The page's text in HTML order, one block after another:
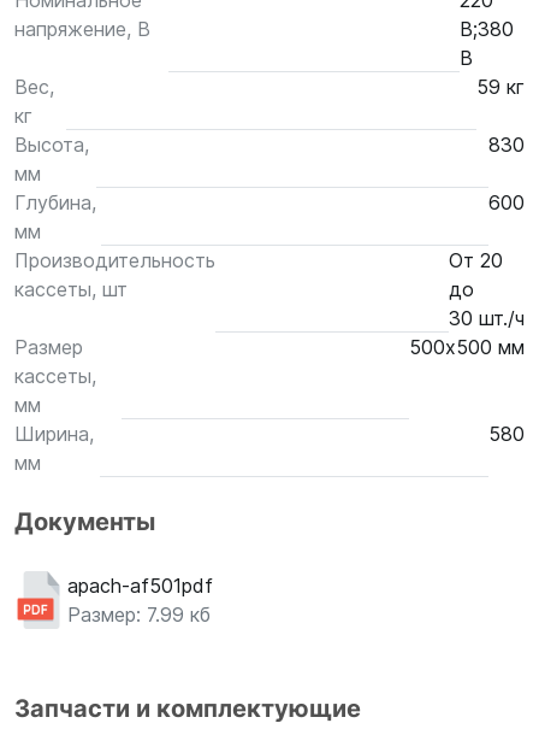
напряжение, В
В;380
В
Вес,
кг
59 кг
Высота,
мм
830
Глубина,
мм
600
Производительность
кассеты, шт
От 20
до
30 шт./ч
Размер
кассеты,
мм
500х500 мм
Ширина,
мм
580
Документы
apach-af501pdf
Размер: 7.99 кб
Запчасти и комплектующие